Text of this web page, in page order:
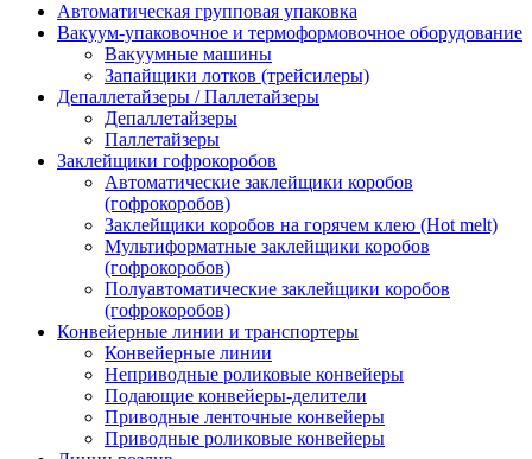
Автоматическая групповая упаковка
Вакуум-упаковочное и термоформовочное оборудование
Вакуумные машины
Запайщики лотков (трейсилеры)
Депаллетайзеры / Паллетайзеры
Депаллетайзеры
Паллетайзеры
Заклейщики гофрокоробов
Автоматические заклейщики коробов
(гофрокоробов)
Заклейщики коробов на горячем клею (Hot melt)
Мультиформатные заклейщики коробов
(гофрокоробов)
Полуавтоматические заклейщики коробов
(гофрокоробов)
Конвейерные линии и транспортеры
Конвейерные линии
Неприводные роликовые конвейеры
Подающие конвейеры-делители
Приводные ленточные конвейеры
Приводные роликовые конвейеры